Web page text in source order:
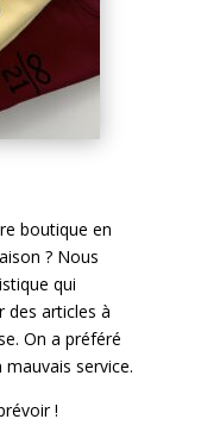
boutique en
? Nous
qui
des articles à
On a préféré
service.
!